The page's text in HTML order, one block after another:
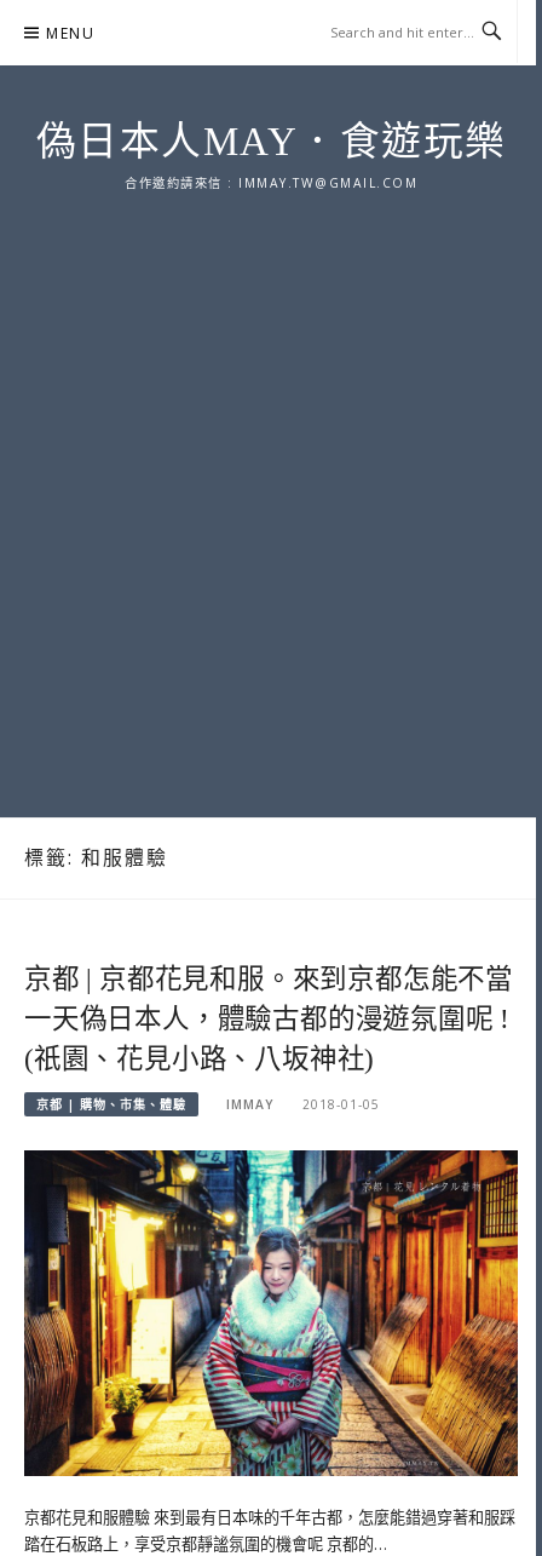
content
MENU
偽日本人MAY．食遊玩樂
合作邀約請來信 : IMMAY.TW@GMAIL.COM
標籤: 和服體驗
京都 | 京都花見和服。來到京都怎能不當
一天偽日本人，體驗古都的漫遊氛圍呢 !
(祇園、花見小路、八坂神社)
京都 | 購物、市集、體驗 IMMAY 2018-01-05
京都花見和服體驗 來到最有日本味的千年古都，怎麼能錯過穿著和服踩
踏在石板路上，享受京都靜謐氛圍的機會呢 京都的…